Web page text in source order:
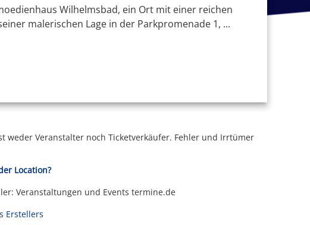
Wilhelmsbad, ein Ort mit einer reichen
malerischen Lage in der Parkpromenade 1, ...
weder Veranstalter noch Ticketverkäufer. Fehler und Irrtümer
Location?
Veranstaltungen und Events termine.de
Erstellers